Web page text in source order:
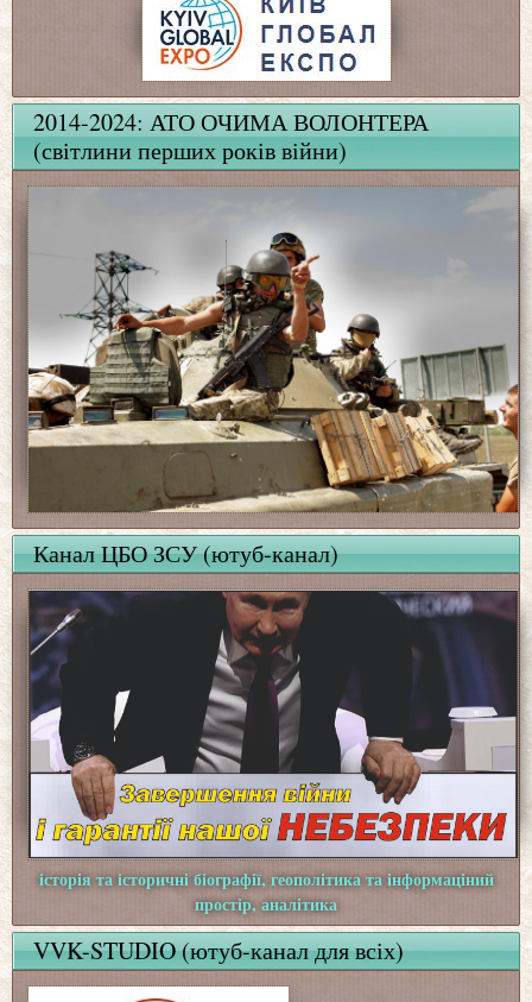
2014-2024: АТО ОЧИМА ВОЛОНТЕРА
(світлини перших років війни)
Канал ЦБО ЗСУ (ютуб-канал)
історія та історичні біографії, геополітика та інформаціний
простір, аналітика
VVK-STUDIO (ютуб-канал для всіх)